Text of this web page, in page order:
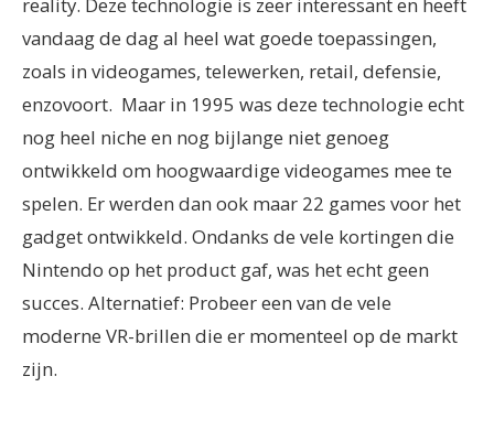
vandaag de dag al heel wat goede toepassingen,
zoals in videogames, telewerken, retail, defensie,
enzovoort. Maar in 1995 was deze technologie echt
nog heel niche en nog bijlange niet genoeg
ontwikkeld om hoogwaardige videogames mee te
spelen. Er werden dan ook maar 22 games voor het
gadget ontwikkeld. Ondanks de vele kortingen die
Nintendo op het product gaf, was het echt geen
succes. Alternatief: Probeer een van de vele
moderne VR-brillen die er momenteel op de markt
zijn.